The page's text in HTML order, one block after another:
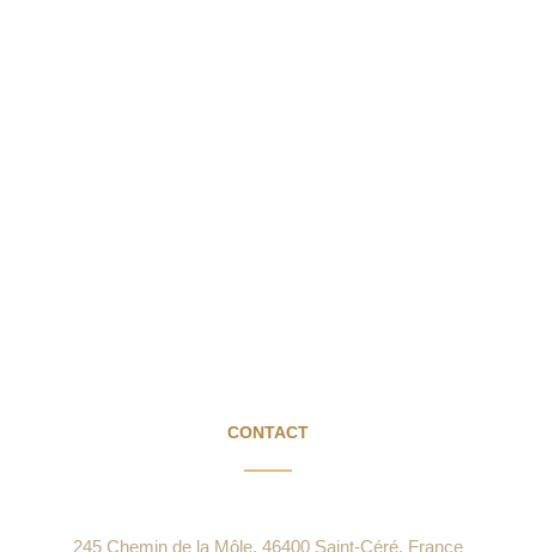
CONTACT
245 Chemin de la Môle, 46400 Saint-Céré, France